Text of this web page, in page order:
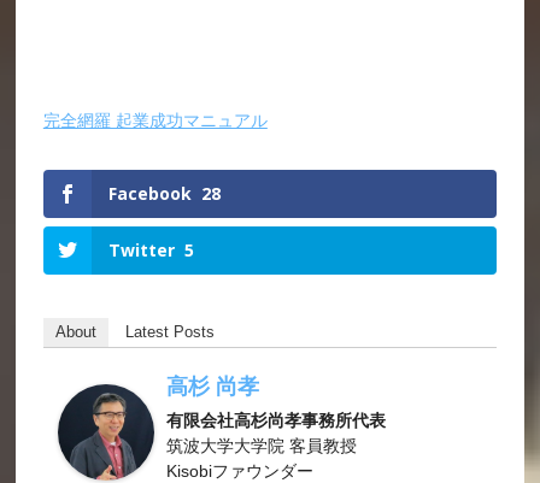
完全網羅 起業成功マニュアル
Facebook 28
Twitter 5
About Latest Posts
高杉 尚孝
有限会社高杉尚孝事務所代表
筑波大学大学院 客員教授
Kisobiファウンダー